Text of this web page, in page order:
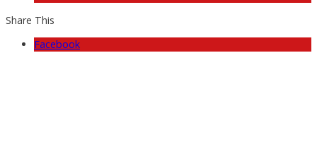
Share This
Facebook